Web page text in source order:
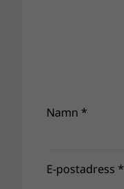
Namn *
E-postadress *